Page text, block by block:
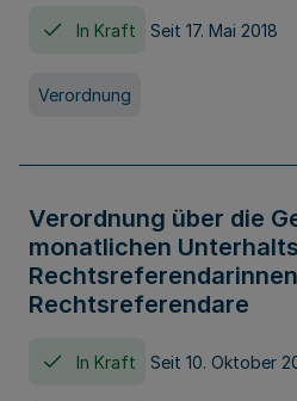
In Kraft Seit 17. Mai 2018
Verordnung
Verordnung über die
monatlichen
Rechtsreferendare
In Kraft Seit 10. Oktober